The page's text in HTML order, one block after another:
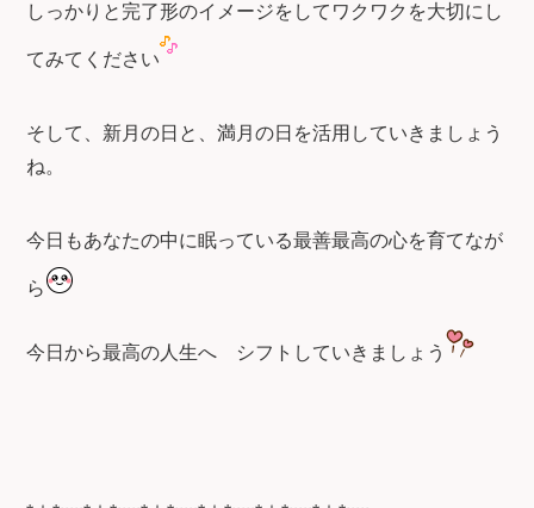
しっかりと完了形のイメージをしてワクワクを大切にし
てみてください
そして、新月の日と、満月の日を活用していきましょう
ね。
今日もあなたの中に眠っている最善最高の心を育てなが
ら
今日から最高の人生へ シフトしていきましょう